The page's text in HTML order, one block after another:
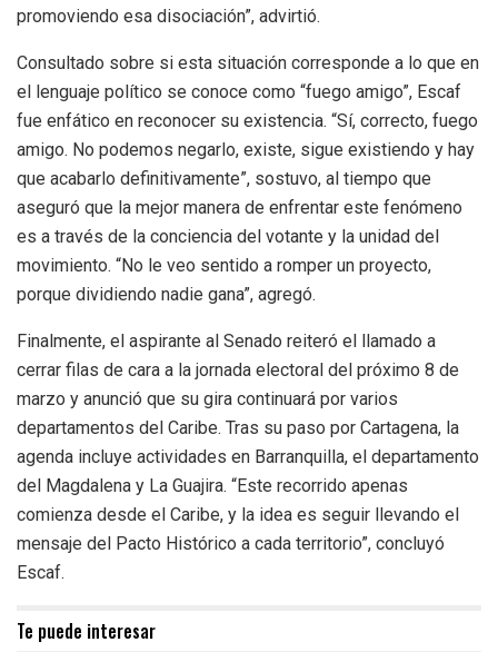
promoviendo esa disociación”, advirtió.
Consultado sobre si esta situación corresponde a lo que en
el lenguaje político se conoce como “fuego amigo”, Escaf
fue enfático en reconocer su existencia. “Sí, correcto, fuego
amigo. No podemos negarlo, existe, sigue existiendo y hay
que acabarlo definitivamente”, sostuvo, al tiempo que
aseguró que la mejor manera de enfrentar este fenómeno
es a través de la conciencia del votante y la unidad del
movimiento. “No le veo sentido a romper un proyecto,
porque dividiendo nadie gana”, agregó.
Finalmente, el aspirante al Senado reiteró el llamado a
cerrar filas de cara a la jornada electoral del próximo 8 de
marzo y anunció que su gira continuará por varios
departamentos del Caribe. Tras su paso por Cartagena, la
agenda incluye actividades en Barranquilla, el departamento
del Magdalena y La Guajira. “Este recorrido apenas
comienza desde el Caribe, y la idea es seguir llevando el
mensaje del Pacto Histórico a cada territorio”, concluyó
Escaf.
Te puede interesar